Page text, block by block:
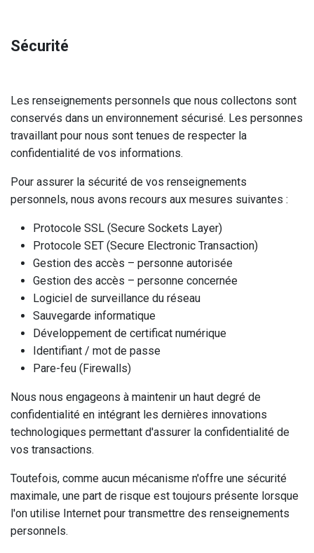
Sécurité
Les renseignements personnels que nous collectons sont
conservés dans un environnement sécurisé. Les personnes
travaillant pour nous sont tenues de respecter la
confidentialité de vos informations.
Pour assurer la sécurité de vos renseignements
personnels, nous avons recours aux mesures suivantes :
Protocole SSL (Secure Sockets Layer)
Protocole SET (Secure Electronic Transaction)
Gestion des accès – personne autorisée
Gestion des accès – personne concernée
Logiciel de surveillance du réseau
Sauvegarde informatique
Développement de certificat numérique
Identifiant / mot de passe
Pare-feu (Firewalls)
Nous nous engageons à maintenir un haut degré de
confidentialité en intégrant les dernières innovations
technologiques permettant d'assurer la confidentialité de
vos transactions.
Toutefois, comme aucun mécanisme n'offre une sécurité
maximale, une part de risque est toujours présente lorsque
l'on utilise Internet pour transmettre des renseignements
personnels.